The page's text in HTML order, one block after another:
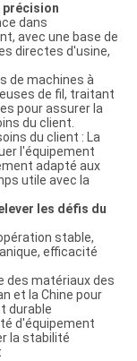
précision
dans
avec une base de
directes d'usine,
de machines à
de fil, traitant
pour assurer la
du client.
du client : La
l'équipement
adapté aux
utile avec la
les défis du
stable,
efficacité
des matériaux des
et la Chine pour
durable
d'équipement
la stabilité